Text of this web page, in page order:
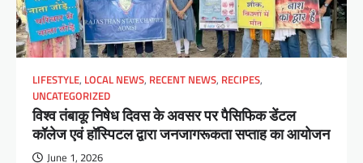
LIFESTYLE, LOCAL NEWS, RECENT NEWS, RECIPES,
UNCATEGORIZED
विश्व तंबाकू निषेध दिवस के अवसर पर पैसिफिक डेंटल
कॉलेज एवं हॉस्पिटल द्वारा जनजागरूकता सप्ताह का आयोजन
June 1, 2026